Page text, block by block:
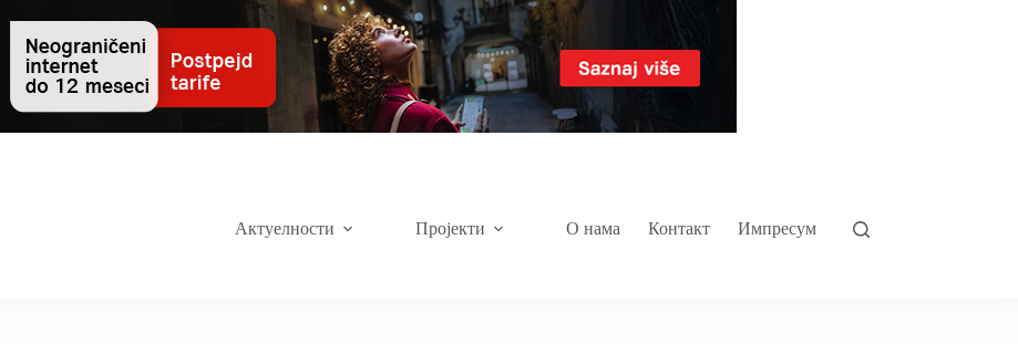
Актуелности Пројекти О нама Контакт Импресум